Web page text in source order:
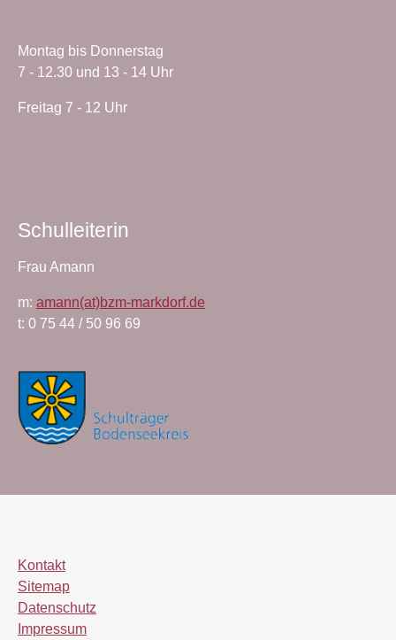
Montag bis Donnerstag
7 - 12.30 und 13 - 14 Uhr
Freitag 7 - 12 Uhr
Schulleiterin
Frau Amann
m: amann(at)bzm-markdorf.de
t: 0 75 44 / 50 96 69
Kontakt
Sitemap
Datenschutz
Impressum